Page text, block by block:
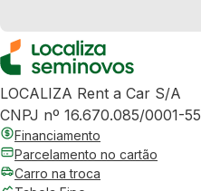
LOCALIZA Rent a Car S/A
CNPJ nº 16.670.085/0001-55
Financiamento
Parcelamento no cartão
Carro na troca